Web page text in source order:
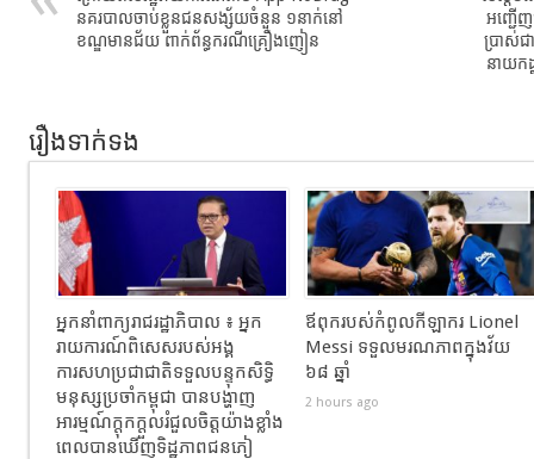
នគរបាលចាប់ខ្លួនជនសង្ស័យចំនួន ១នាក់នៅ
ខណ្ឌមានជ័យ ពាក់ព័ន្ធករណីគ្រឿងញៀន
អញ្ជើ
ប្រាស់ជ
នាយកដ្
រឿងទាក់ទង
អ្នកនាំពាក្យរាជរដ្ឋាភិបាល ៖ អ្នក
រាយការណ៍ពិសេសរបស់អង្គ
ការសហប្រជាជាតិទទួលបន្ទុកសិទ្ធិ
មនុស្សប្រចាំកម្ពុជា បានបង្ហាញ
អារម្មណ៍ក្តុកក្តួលរំជួលចិត្តយ៉ាងខ្លាំង
ពេលបានឃើញទិដ្ឋភាពជនភៀ
ឪពុករបស់កំពូលកីឡាករ Lionel
Messi ទទួលមរណភាពក្នុងវ័យ
៦៨ ឆ្នាំ
2 hours ago